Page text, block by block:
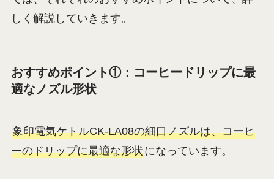
しく解説していきます。
おすすめポイント①：コーヒードリップに最
適なノズル形状
象印電気ケトルCK-LA08の細口ノズルは、コーヒ
ーのドリップに最適な形状になっています。